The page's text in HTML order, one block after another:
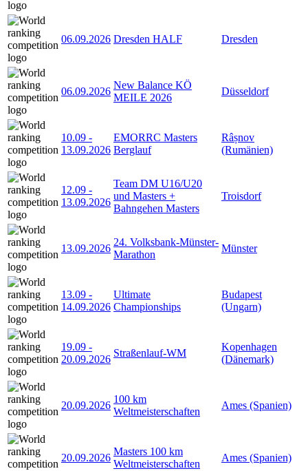
06.09.2026 Dresden HALF Dresden
06.09.2026
New Balance KÖ
MEILE 2026
Düsseldorf
10.09 -
13.09.2026
EMORRC Masters
Berglauf
Râșnov
(Rumänien)
12.09 -
13.09.2026
Team DM U16/U20
und Masters +
Bahngehen Masters
Troisdorf
13.09.2026
24. Volksbank-Münster-
Marathon
Münster
13.09 -
14.09.2026
Ultimate
Championships
Budapest
(Ungarn)
19.09 -
20.09.2026
Straßenlauf-WM
Kopenhagen
(Dänemark)
20.09.2026
100 km
Weltmeisterschaften
Ames (Spanien)
20.09.2026
Masters 100 km
Weltmeisterschaften
Ames (Spanien)